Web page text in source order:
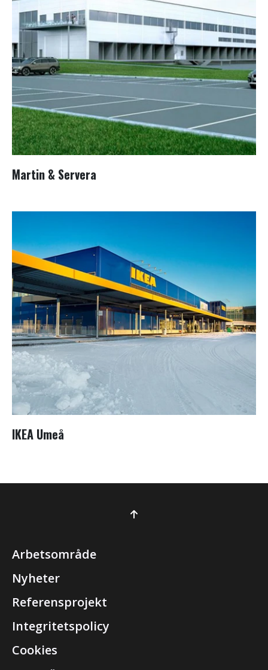
Martin & Servera
IKEA Umeå
Arbetsområde
Nyheter
Referensprojekt
Integritetspolicy
Cookies